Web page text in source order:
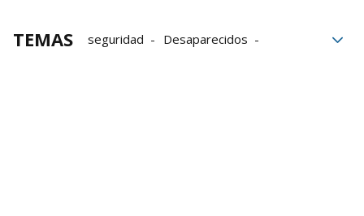
TEMAS seguridad
Desaparecidos